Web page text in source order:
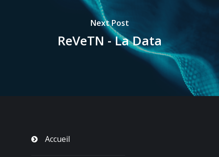
Next Post
ReVeTN - La Data
Accueil